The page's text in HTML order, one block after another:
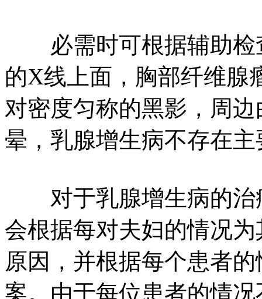
必需时可根据辅助检
的X线上面，胸部纤维腺
对密度匀称的黑影，周
晕，乳腺增生病不存在
对于乳腺增生病的治
会根据每对夫妇的情况
原因，并根据每个患者
案。由于每位患者的情